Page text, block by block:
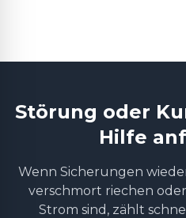
Störung oder
Hilfe
Wenn Sicherungen
verschmort riechen
Strom sind, zählt